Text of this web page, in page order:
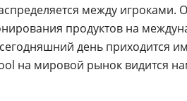
между игроками.
продуктов на
день приходится
на мировой рынок видится